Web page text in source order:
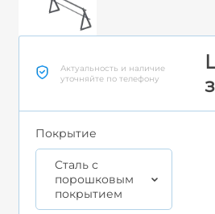
Актуальность и наличие
уточняйте по телефону
Покрытие
Cталь с
порошковым
покрытием